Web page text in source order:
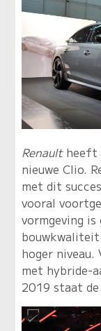
Renaultheeft
nieuwe Clio.
met dit
vooral
vormgeving
hoger
met hybride-
2019 staat de